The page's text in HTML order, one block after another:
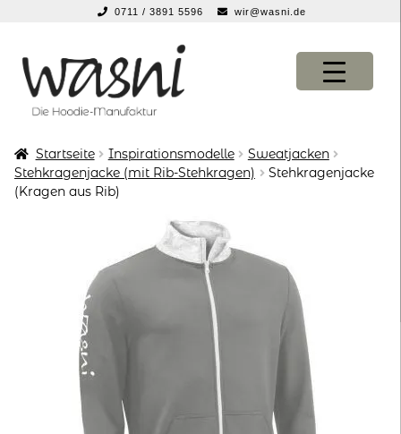
0711 / 3891 5596 wir@wasni.de
Navigation
springen
Inhalt
springen
KONFIGURATOR
KONFIGURATOR
Startseite Inspirationsmodelle
Sweatjacken
Stehkragenjacke (mit Rib-Stehkragen)
Stehkragenjacke
(Kragen aus Rib)